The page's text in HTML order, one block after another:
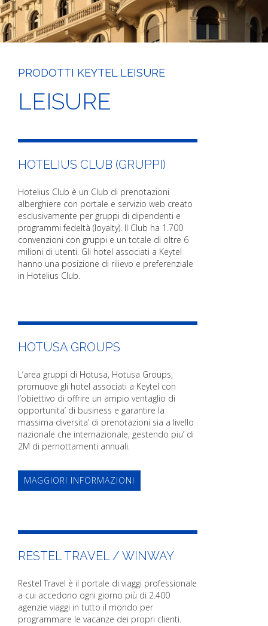
PRODOTTI KEYTEL LEISURE
LEISURE
HOTELIUS CLUB (GRUPPI)
Hotelius Club è un Club di prenotazioni
alberghiere con portale e servizio web creato
esclusivamente per gruppi di dipendenti e
programmi fedeltà (loyalty). Il Club ha 1.700
convenzioni con gruppi e un totale di oltre 6
milioni di utenti. Gli hotel associati a Keytel
hanno una posizione di rilievo e preferenziale
in Hotelius Club.
HOTUSA GROUPS
L’area gruppi di Hotusa, Hotusa Groups,
promuove gli hotel associati a Keytel con
l’obiettivo di offrire un ampio ventaglio di
opportunita’ di business e garantire la
massima diversita’ di prenotazioni sia a livello
nazionale che internazionale, gestendo piu’ di
2M di pernottamenti annuali.
MAGGIORI INFORMAZIONI
RESTEL TRAVEL / WINWAY
Restel Travel è il portale di viaggi professionale
a cui accedono ogni giorno più di 2.400
agenzie viaggi in tutto il mondo per
programmare le vacanze dei propri clienti.